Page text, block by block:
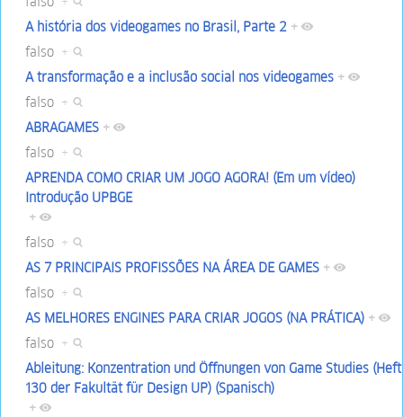
A história dos videogames no Brasil, Parte 2 +
falso +
A transformação e a inclusão social nos videogames +
falso +
ABRAGAMES +
falso +
APRENDA COMO CRIAR UM JOGO AGORA! (Em um vídeo)
Introdução UPBGE
+
falso +
AS 7 PRINCIPAIS PROFISSÕES NA ÁREA DE GAMES +
falso +
AS MELHORES ENGINES PARA CRIAR JOGOS (NA PRÁTICA) +
falso +
Ableitung: Konzentration und Öffnungen von Game Studies (Heft
130 der Fakultät für Design UP) (Spanisch)
+